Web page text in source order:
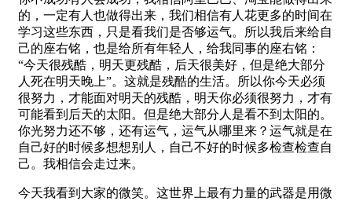
的，一定有人也做得出来，我们相信有人花更多的时间在
学习这些东西，只是看我们是否够运气。所以我后来给自
己的座右铭，也是给所有年轻人，给我同事的座右铭：
“今天很残酷，明天更残酷，后天很美好，但是绝大部分
人死在明天晚上”。这就是残酷的生活。所以你今天必须
很努力，才能面对明天的残酷，明天你必须很努力，才有
可能看到后天的太阳。但是绝大部分人是看不到太阳的。
你光努力还不够，还有运气，运气从哪里来？运气就是在
自己好的时候多想想别人，自己不好的时候多检查检查自
己。我相信会走过来。
今天我看到大家的微笑。这世界上最有力量的武器是用微